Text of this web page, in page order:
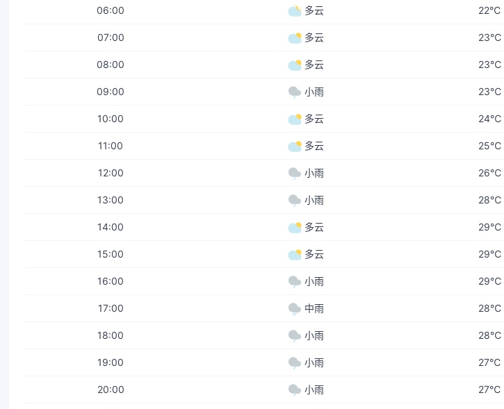
06:00 多云 22℃
07:00 多云 23℃
08:00 多云 23℃
09:00 小雨 23℃
10:00 多云 24℃
11:00 多云 25℃
12:00 小雨 26℃
13:00 小雨 28℃
14:00 多云 29℃
15:00 多云 29℃
16:00 小雨 29℃
17:00 中雨 28℃
18:00 小雨 28℃
19:00 小雨 27℃
20:00 小雨 27℃